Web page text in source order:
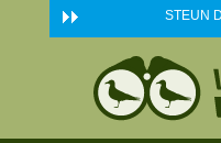
Skip to main content STEUN